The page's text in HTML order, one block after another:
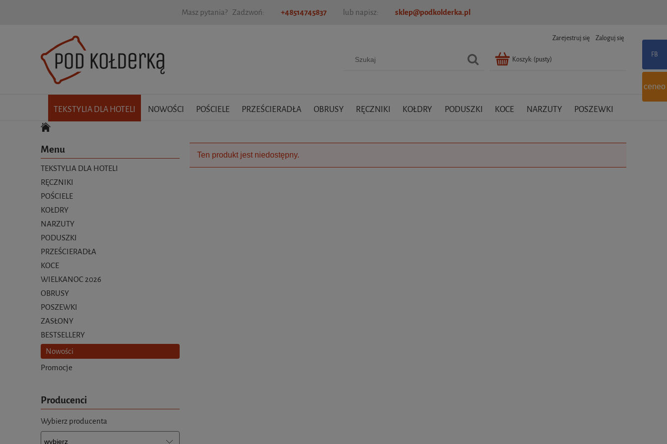
Masz pytania? Zadzwoń: +48514745837 lub napisz: sklep@podkolderka.pl
Zarejestruj się Zaloguj się
Koszyk: (pusty)
TEKSTYLIA DLA HOTELI NOWOŚCI POŚCIELE PRZEŚCIERADŁA OBRUSY RĘCZNIKI KOŁDRY PODUSZKI KOCE NARZUTY POSZEWKI
Menu
TEKSTYLIA DLA HOTELI
RĘCZNIKI
POŚCIELE
KOŁDRY
NARZUTY
PODUSZKI
PRZEŚCIERADŁA
KOCE
WIELKANOC 2026
OBRUSY
POSZEWKI
ZASŁONY
BESTSELLERY
Nowości
Promocje
Producenci
Wybierz producenta
Ten produkt jest niedostępny.
ceneo